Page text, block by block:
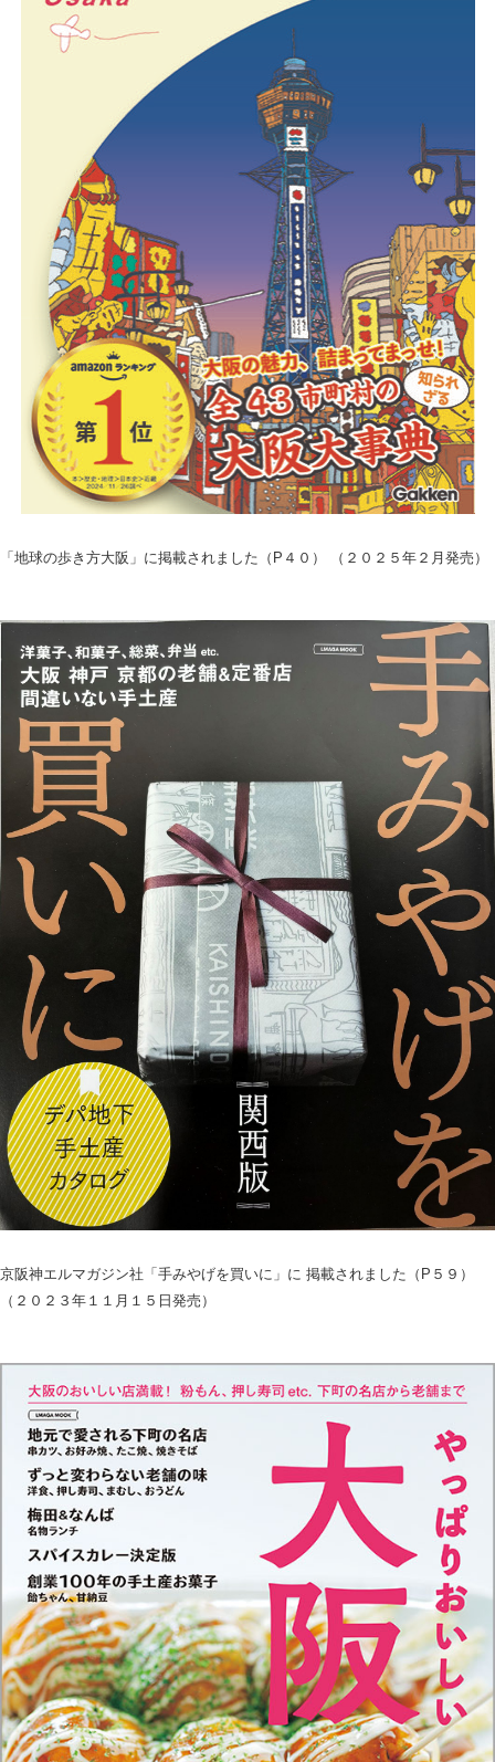
「地球の歩き方大阪」に掲載されました（P４０） （２０２５年２月発売）
京阪神エルマガジン社「手みやげを買いに」に 掲載されました（P５９）
（２０２３年１１月１５日発売）